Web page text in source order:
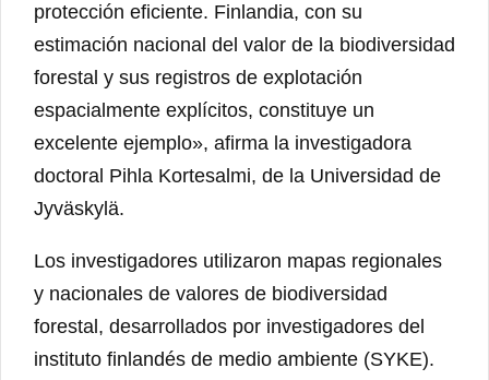
protección eficiente. Finlandia, con su
estimación nacional del valor de la biodiversidad
forestal y sus registros de explotación
espacialmente explícitos, constituye un
excelente ejemplo», afirma la investigadora
doctoral Pihla Kortesalmi, de la Universidad de
Jyväskylä.
Los investigadores utilizaron mapas regionales
y nacionales de valores de biodiversidad
forestal, desarrollados por investigadores del
instituto finlandés de medio ambiente (SYKE).